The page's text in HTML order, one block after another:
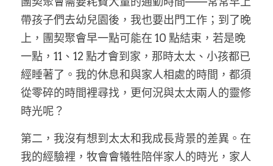
帶孩子們去幼兒園後，我也要出門工作；到了晚
上，團契聚會早一點可能在 10 點結束，若是晚
一點，11、12 點才會到家，那時太太、小孩都已
經睡著了。我的休息和與家人相處的時間，都須
從零碎的時間裡尋找，更何況與太太兩人的靈修
時光呢？
第二，我沒有想到太太和我成長背景的差異。在
我的經驗裡，牧會會犧牲陪伴家人的時光，家人